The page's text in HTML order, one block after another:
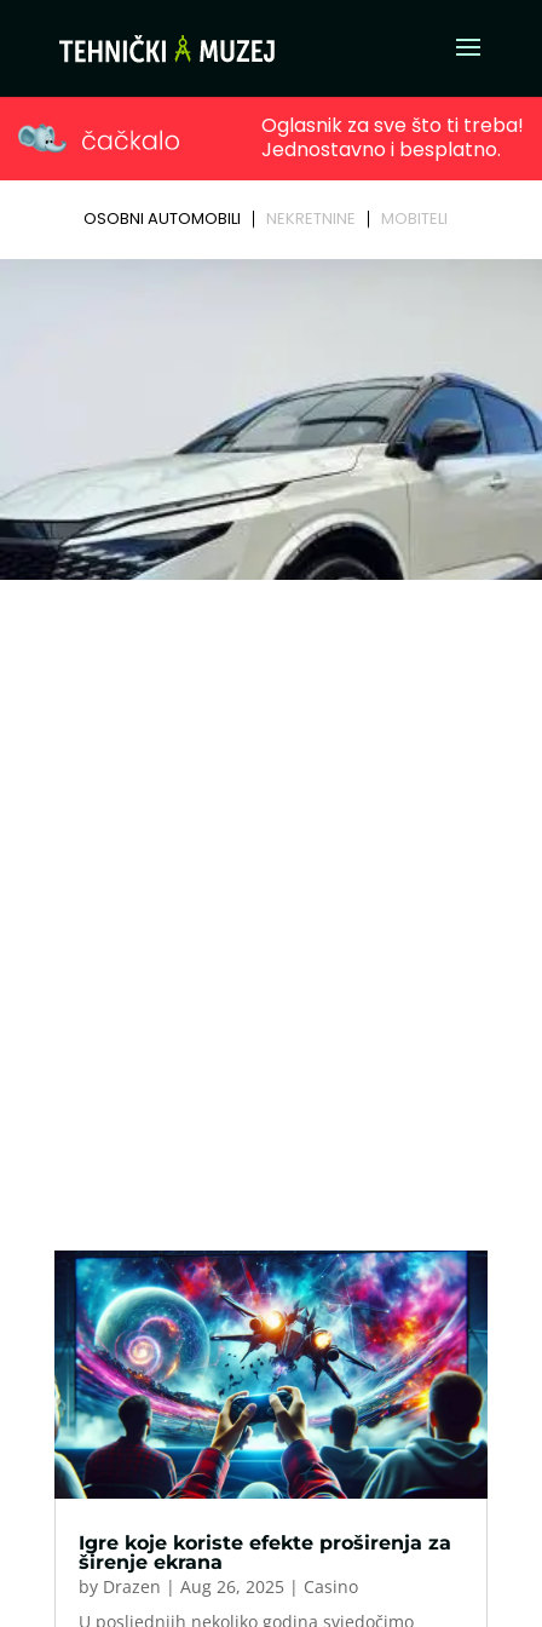
Igre koje koriste efekte proširenja za
širenje ekrana
by Drazen | Aug 26, 2025| Casino
U posljednjih nekoliko godina svjedočimo